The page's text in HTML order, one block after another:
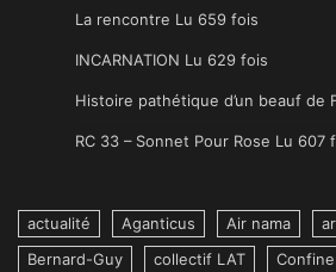
La rencontre Lu 659 fois
INCARNATION Lu 629 fois
Histoire pathétique d’un beauf de
RC 33 – Sonnet Pour Rose Lu 607
actualité Aganticus Air nama
Bernard-Guy
collectif LAT